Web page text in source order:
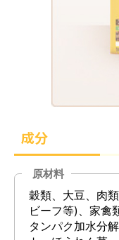
成分
原材料
穀類、大豆、肉
ビーフ等)、家禽
タンパク加水分